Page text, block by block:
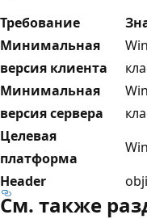
Требование
Минимальная
версия клиента
Минимальная
версия сервера
Целевая
платформа
Header
См. также